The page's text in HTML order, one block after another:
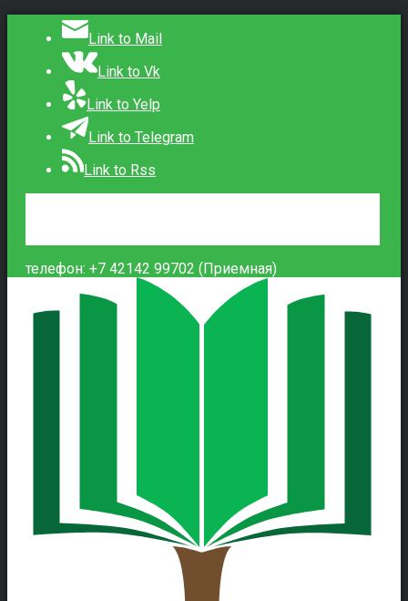
Link to Mail
Link to Vk
Link to Yelp
Link to Telegram
Link to Rss
телефон: +7 42142 99702 (Приемная)